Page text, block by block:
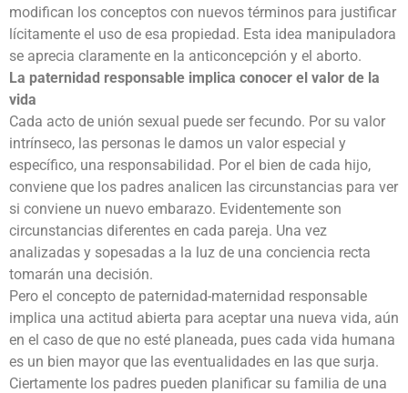
modifican los conceptos con nuevos términos para justificar
lícitamente el uso de esa propiedad. Esta idea manipuladora
se aprecia claramente en la anticoncepción y el aborto.
La paternidad responsable implica conocer el valor de la
vida
Cada acto de unión sexual puede ser fecundo. Por su valor
intrínseco, las personas le damos un valor especial y
específico, una responsabilidad. Por el bien de cada hijo,
conviene que los padres analicen las circunstancias para ver
si conviene un nuevo embarazo. Evidentemente son
circunstancias diferentes en cada pareja. Una vez
analizadas y sopesadas a la luz de una conciencia recta
tomarán una decisión.
Pero el concepto de paternidad-maternidad responsable
implica una actitud abierta para aceptar una nueva vida, aún
en el caso de que no esté planeada, pues cada vida humana
es un bien mayor que las eventualidades en las que surja.
Ciertamente los padres pueden planificar su familia de una